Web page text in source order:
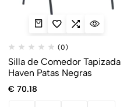
(0)
Silla de Comedor Tapizada
Haven Patas Negras
€ 70.18